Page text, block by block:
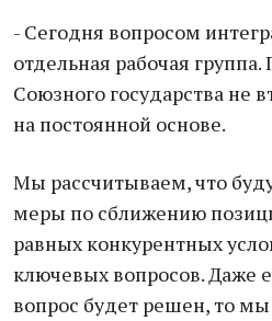
- Сегодня вопросом
отдельная рабочая
Союзного государства не
на постоянной основе.
Мы рассчитываем, что
меры по сближению
равных конкурентных
ключевых вопросов. Даже
вопрос будет решен, то